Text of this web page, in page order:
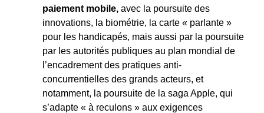
paiement mobile, avec la poursuite des
innovations, la biométrie, la carte « parlante »
pour les handicapés, mais aussi par la poursuite
par les autorités publiques au plan mondial de
l’encadrement des pratiques anti-
concurrentielles des grands acteurs, et
notamment, la poursuite de la saga Apple, qui
s’adapte « à reculons » aux exigences